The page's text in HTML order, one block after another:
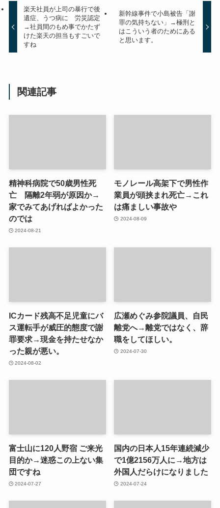
楽天社員が上司の暴行で後
遺症、うつ病に 労災認定
→社員間のもめ事でかたず
けた楽天の担当もすごいで
すね
新幹線事件で小島被告「謝
罪の気持ちない」→極刑と
はこういう者のためにある
と思います。
関連記事
精神科病院で50歳男性死
亡 隔離2年弱が原因か→
家でみてあげればよかった
のでは
2024-08-21
モノレール高架下で男性作
業員が頭挟まれ死亡→これ
は痛ましい事故や
2024-08-09
ICカード残高不足児童にバ
ス運転手が威圧的態度で謝
罪要求→現金を持たせなか
った親が悪い。
2024-08-02
広瀬めぐみ参院議員、自民
離党へ→離党ではなく、辞
職をしてほしい。
2024-07-30
富士山に120人野宿 ご来光
目的か→迷惑この上ない集
団ですね
2024-07-27
国内の日本人15年連続減少
で1億2156万人に→地方は
外国人だらけになりました
2024-07-24